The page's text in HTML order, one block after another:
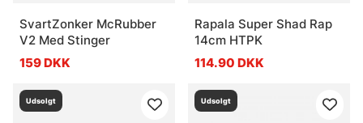
SvartZonker McRubber
V2 Med Stinger
159 DKK
Rapala Super Shad Rap
14cm HTPK
114.90 DKK
Udsolgt Udsolgt